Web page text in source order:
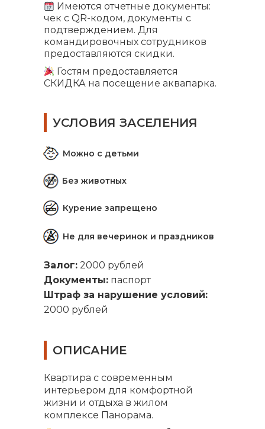
Имеются отчетные документы:
чек с QR-кодом, документы с
подтверждением. Для
командировочных сотрудников
предоставляются скидки.
Гостям предоставляется
СКИДКА на посещение аквапарка.
УСЛОВИЯ ЗАСЕЛЕНИЯ
Можно с детьми
Без животных
Курение запрещено
Не для вечеринок и праздников
Залог: 2000 рублей
Документы: паспорт
Штраф за нарушение условий:
2000 рублей
ОПИСАНИЕ
Квартира с современным
интерьером для комфортной
жизни и отдыха в жилом
комплексе Панорама.